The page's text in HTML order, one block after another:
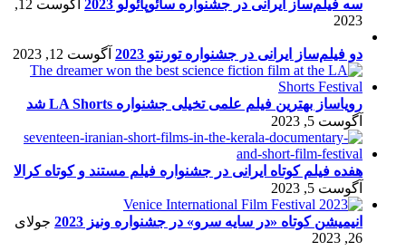
سه فیلم‌ساز ایرانی در جشنواره سائوپائولو 2023
آگوست 12,
2023
دو فیلم‌ساز ایرانی در جشنواره تورنتو 2023 آگوست 12, 2023
رویاساز بهترین فیلم علمی تخیلی جشنواره LA Shorts شد
آگوست 5, 2023
هفده فیلم کوتاه ایرانی در جشنواره فیلم مستند و کوتاه کرالا
آگوست 5, 2023
انیمیشن کوتاه «در سایه سرو» در جشنواره ونیز 2023
جولای
26, 2023